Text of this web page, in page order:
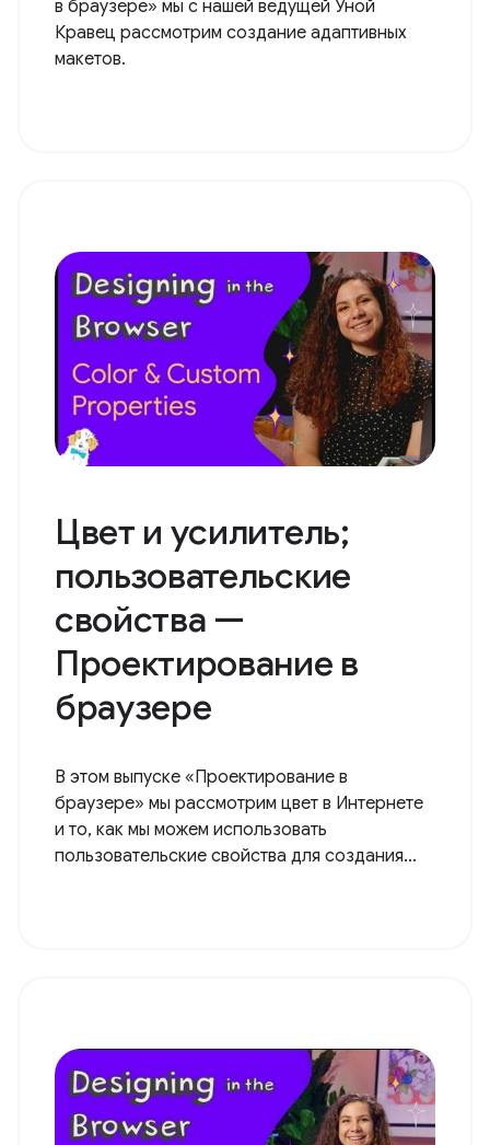
в браузере» мы с нашей ведущей Уной
Кравец рассмотрим создание адаптивных
макетов.
Цвет и усилитель;
пользовательские
свойства —
Проектирование в
браузере
В этом выпуске «Проектирование в
браузере» мы рассмотрим цвет в Интернете
и то, как мы можем использовать
пользовательские свойства для создания...